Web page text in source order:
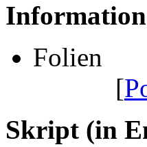
Folien
[
Skript (in